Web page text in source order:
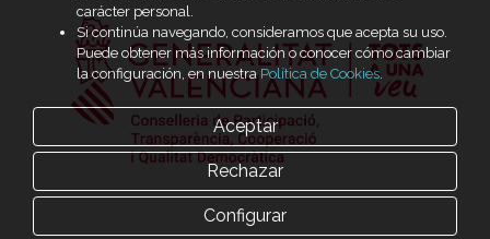
carácter personal.
Si continúa navegando, consideramos que acepta su uso.
Puede obtener más información o conocer cómo cambiar
la configuración, en nuestra Política de Cookies.
Aceptar
Rechazar
Configurar